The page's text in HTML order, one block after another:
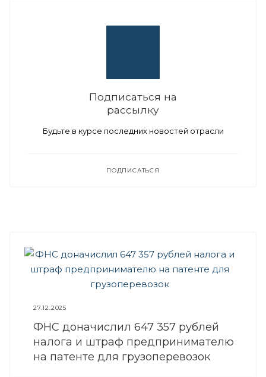
Подписаться на
рассылку
Будьте в курсе последних новостей отрасли
ПОДПИСАТЬСЯ
27.12.2025
ФНС доначислил 647 357 рублей
налога и штраф предпринимателю
на патенте для грузоперевозок